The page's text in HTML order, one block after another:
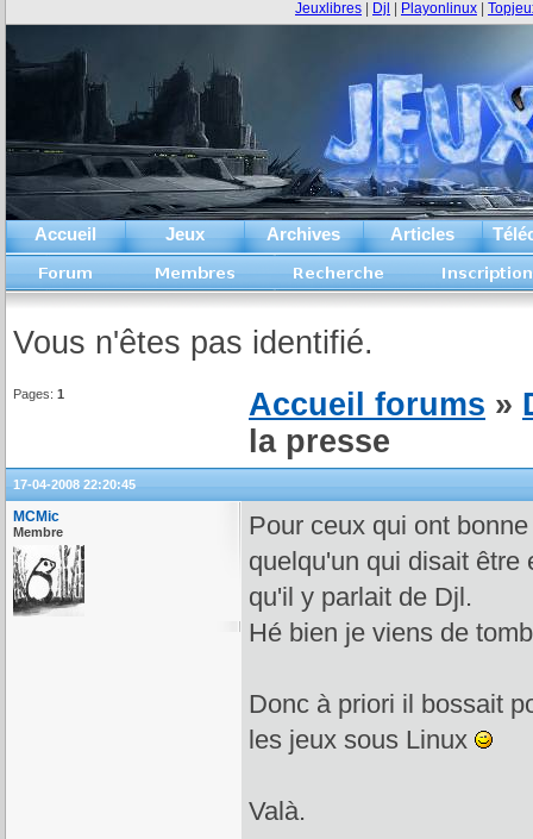
Accueil Jeux Archives Articles
Jeuxlibres Djl Playonlinux
Vous n'êtes pas identifié.
Pages: 1 Accueil forums »
la presse
17-04-2008 22:20:45
MCMic
Membre
Pour ceux qui ont
quelqu'un qui disait être
qu'il y parlait de Djl.
Hé bien je viens de
Donc à priori il bossait
les jeux sous Linux
Valà.